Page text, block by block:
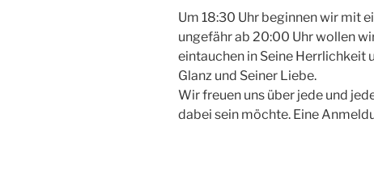
Um 18:30 Uhr beginnen wir mit
ungefähr ab 20:00 Uhr wollen
eintauchen in Seine Herrlichkeit
Glanz und Seiner Liebe.
Wir freuen uns über jede und
dabei sein möchte. Eine